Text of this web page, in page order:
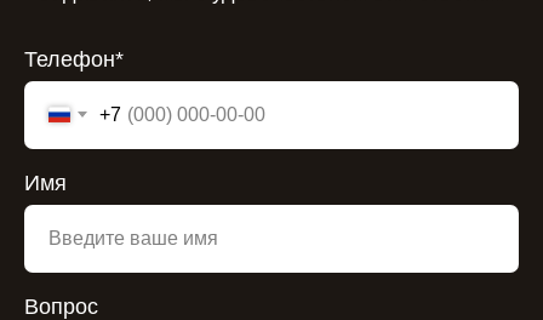
Телефон*
+7
Имя
Вопрос